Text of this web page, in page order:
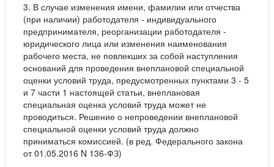
3. В случае изменения имени, фамилии или отчества
(при наличии) работодателя - индивидуального
предпринимателя, реорганизации работодателя -
юридического лица или изменения наименования
рабочего места, не повлекших за собой наступления
оснований для проведения внеплановой специальной
оценки условий труда, предусмотренных пунктами 3 - 5
и 7 части 1 настоящей статьи, внеплановая
специальная оценка условий труда может не
проводиться. Решение о непроведении внеплановой
специальной оценки условий труда должно
приниматься комиссией. (в ред. Федерального закона
от 01.05.2016 N 136-ФЗ)